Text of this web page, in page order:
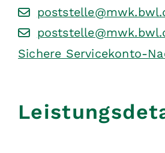
Sichere Servicekonto-